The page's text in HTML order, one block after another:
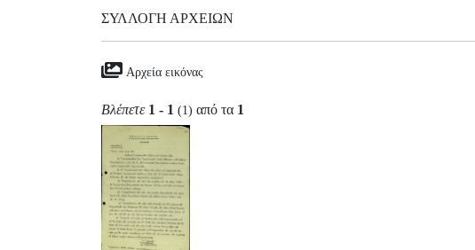
ΣΥΛΛΟΓΉ ΑΡΧΕΊΩΝ
Αρχεία εικόνας
Βλέπετε 1 - 1 (1) από τα 1